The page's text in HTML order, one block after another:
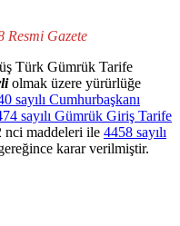
Resmi Gazete
Türk Gümrük Tarife
olmak üzere yürürlüğe
sayılı Cumhurbaşkanı
sayılı Gümrük Giriş Tarife
nci maddeleri ile 4458 sayılı
karar verilmiştir.